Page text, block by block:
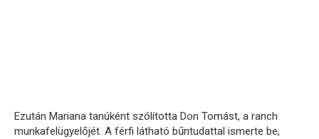
Ezután Mariana tanúként szólította Don Tomást, a ranch
munkafelügyelőjét. A férfi látható bűntudattal ismerte be,